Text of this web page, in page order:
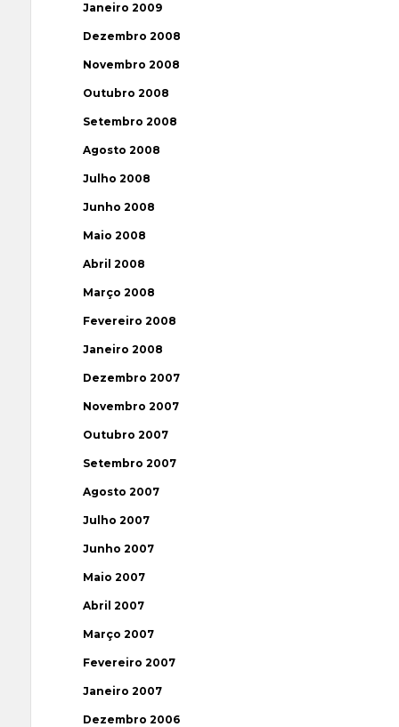
Janeiro 2009
Dezembro 2008
Novembro 2008
Outubro 2008
Setembro 2008
Agosto 2008
Julho 2008
Junho 2008
Maio 2008
Abril 2008
Março 2008
Fevereiro 2008
Janeiro 2008
Dezembro 2007
Novembro 2007
Outubro 2007
Setembro 2007
Agosto 2007
Julho 2007
Junho 2007
Maio 2007
Abril 2007
Março 2007
Fevereiro 2007
Janeiro 2007
Dezembro 2006